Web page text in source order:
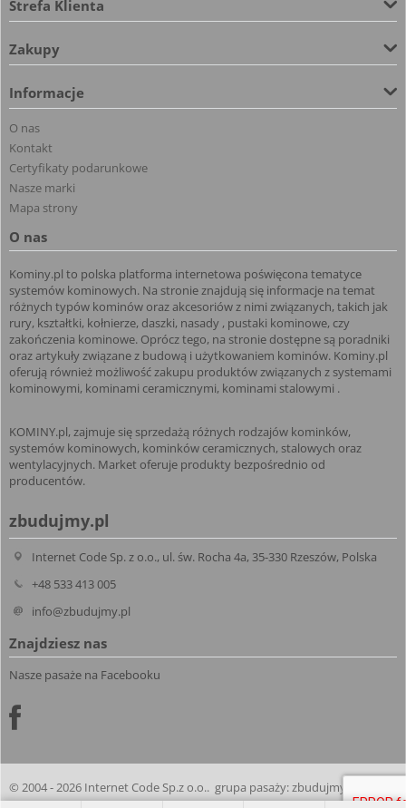
Strefa Klienta
Zakupy
Informacje
O nas
Kontakt
Certyfikaty podarunkowe
Nasze marki
Mapa strony
O nas
Kominy.pl to polska platforma internetowa poświęcona tematyce
systemów kominowych. Na stronie znajdują się informacje na temat
różnych typów kominów oraz akcesoriów z nimi związanych, takich jak
rury, kształtki, kołnierze, daszki, nasady , pustaki kominowe, czy
zakończenia kominowe. Oprócz tego, na stronie dostępne są poradniki
oraz artykuły związane z budową i użytkowaniem kominów. Kominy.pl
oferują również możliwość zakupu produktów związanych z systemami
kominowymi, kominami ceramicznymi, kominami stalowymi .
KOMINY.pl, zajmuje się sprzedażą różnych rodzajów kominków,
systemów kominowych, kominków ceramicznych, stalowych oraz
wentylacyjnych. Market oferuje produkty bezpośrednio od
producentów.
zbudujmy.pl
Internet Code Sp. z o.o., ul. św. Rocha 4a, 35-330 Rzeszów, Polska
+48 533 413 005
info@zbudujmy.pl
Znajdziesz nas
Nasze pasaże na Facebooku
© 2004 - 2026 Internet Code Sp.z o.o.. grupa pasaży:zbudujmy.pl